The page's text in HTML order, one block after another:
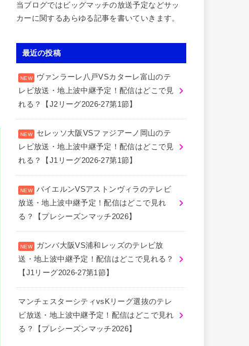
当ブログではビッグマッチの放送予定などサッ
カーに関するあらゆる記事を書いていきます。
最近の投稿
ヴァンラーレ八戸VSカターレ富山のテ
レビ放送・地上波中継予定！配信はどこで見
れる？【J2リーグ2026-27第1節】
セレッソ大阪VSファジアーノ岡山のテ
レビ放送・地上波中継予定！配信はどこで見
れる？【J1リーグ2026-27第1節】
バイエルンVSアストンヴィラのテレビ
放送・地上波中継予定！配信はどこで見れ
る？【プレシーズンマッチ2026】
ガンバ大阪VS浦和レッズのテレビ放
送・地上波中継予定！配信はどこで見れる？
【J1リーグ2026-27第1節】
マンチェスターシティvsKリーグ選抜のテレ
ビ放送・地上波中継予定！配信はどこで見れ
る？【プレシーズンマッチ2026】